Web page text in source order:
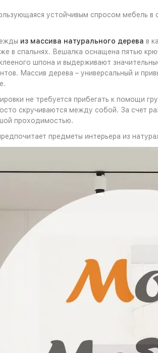
устойчивым спросом мебель в
из массива натурального дерева в
в спальнях. Вешалка оснащена пятью
шпона и выдерживают
Массив дерева – универсальный и
не требуется прибегать к помощи
скручиваются между собой. За счет
проходимостью.
предметы интерьера из